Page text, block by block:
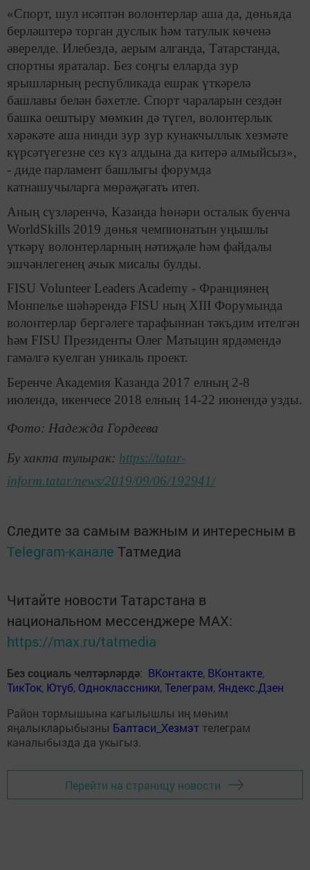
«Спорт, шул исәптән волонтерлар аша да, дөньяда
берләштерә торган дуслык һәм татулык көченә
әверелде. Илебездә, аерым алганда, Татарстанда,
спортны яраталар. Без соңгы елларда зур
ярышларның республикада ешрак үткәрелә
башлавы белән бәхетле. Спорт чараларын сездән
башка оештыру мөмкин дә түгел, волонтерлык
хәрәкәте аша нинди зур зур кунакчыллык хезмәте
күрсәтүегезне сез күз алдына да китерә алмыйсыз»,
- диде парламент башлыгы форумда
катнашучыларга мөрәҗәгать итеп.
Аның сүзләренчә, Казанда һөнәри осталык буенча
WorldSkills 2019 дөнья чемпионатын уңышлы
үткәрү волонтерларның нәтиҗәле һәм файдалы
эшчәнлегенең ачык мисалы булды.
FISU Volunteer Leaders Academy - Франциянең
Монпелье шәһәрендә FISU ның XIII Форумында
волонтерлар бергәлеге тарафыннан тәкъдим ителгән
һәм FISU Президенты Олег Матыцин ярдәмендә
гамәлгә куелган уникаль проект.
Беренче Академия Казанда 2017 елның 2-8
июлендә, икенчесе 2018 елның 14-22 июнендә узды.
Фото: Надежда Гордеева
Бу хакта тулырак: https://tatar-
inform.tatar/news/2019/09/06/192941/
Следите за самым важным и интересным в
Telegram-канале Татмедиа
Читайте новости Татарстана в
национальном мессенджере MАХ:
https://max.ru/tatmedia
Без социаль челтәрләрдә: ВКонтакте, ВКонтакте,
ТикТок, Ютуб, Одноклассники,Телеграм, Яндекс.Дзен
Район тормышына кагылышлы иң мөһим
яңалыкларыбызны Балтаси_Хезмэт телеграм
каналыбызда да укыгыз.
Перейти на страницу новости